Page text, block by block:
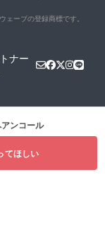
ェーブの登録商標です。
ナー
ンコール
てほしい